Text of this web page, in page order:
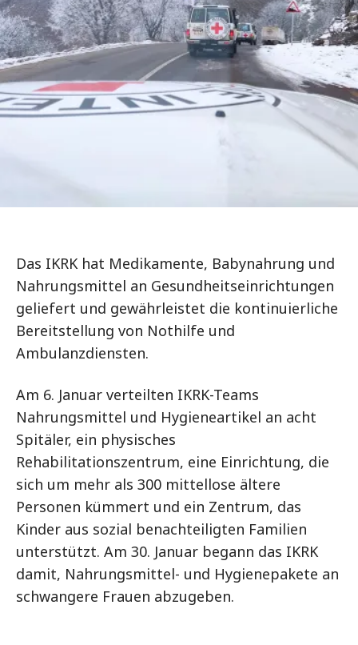
Das IKRK hat Medikamente, Babynahrung und
Nahrungsmittel an Gesundheitseinrichtungen
geliefert und gewährleistet die kontinuierliche
Bereitstellung von Nothilfe und
Ambulanzdiensten.
Am 6. Januar verteilten IKRK-Teams
Nahrungsmittel und Hygieneartikel an acht
Spitäler, ein physisches
Rehabilitationszentrum, eine Einrichtung, die
sich um mehr als 300 mittellose ältere
Personen kümmert und ein Zentrum, das
Kinder aus sozial benachteiligten Familien
unterstützt. Am 30. Januar begann das IKRK
damit, Nahrungsmittel- und Hygienepakete an
schwangere Frauen abzugeben.